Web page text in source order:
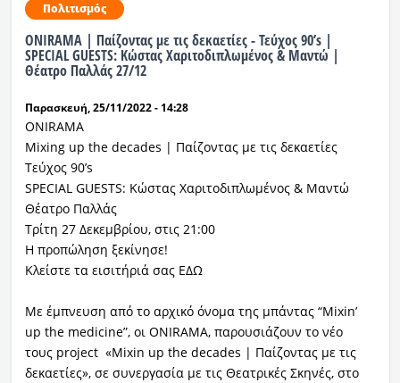
Πολιτισμός
ONIRAMA | Παίζοντας με τις δεκαετίες - Τεύχος 90’s |
SPECIAL GUESTS: Κώστας Χαριτοδιπλωμένος & Μαντώ |
Θέατρο Παλλάς 27/12
Παρασκευή, 25/11/2022 - 14:28
ONIRAMA
Mixing up the decades | Παίζοντας με τις δεκαετίες
Τεύχος 90’s
SPECIAL GUESTS: Κώστας Χαριτοδιπλωμένος & Μαντώ
Θέατρο Παλλάς
Τρίτη 27 Δεκεμβρίου, στις 21:00
Η προπώληση ξεκίνησε!
Κλείστε τα εισιτήριά σας ΕΔΩ
Με έμπνευση από το αρχικό όνομα της μπάντας “Mixin’
up the medicine”, οι ONIRAMA, παρουσιάζουν το νέο
τους project «Mixin up the decades | Παίζοντας με τις
δεκαετίες», σε συνεργασία με τις Θεατρικές Σκηνές, στο